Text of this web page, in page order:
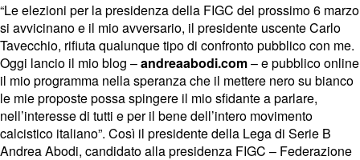
“Le elezioni per la presidenza della FIGC del prossimo 6 marzo
si avvicinano e il mio avversario, il presidente uscente Carlo
Tavecchio, rifiuta qualunque tipo di confronto pubblico con me.
Oggi lancio il mio blog –andreaabodi.com– e pubblico online
il mio programma nella speranza che il mettere nero su bianco
le mie proposte possa spingere il mio sfidante a parlare,
nell’interesse di tutti e per il bene dell’intero movimento
calcistico italiano”. Così il presidente della Lega di Serie B
Andrea Abodi, candidato alla presidenza FIGC – Federazione